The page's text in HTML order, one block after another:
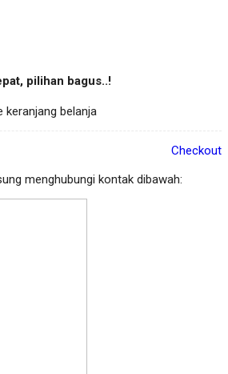
pilihan bagus..!
keranjang belanja
Checkout
menghubungi kontak dibawah: